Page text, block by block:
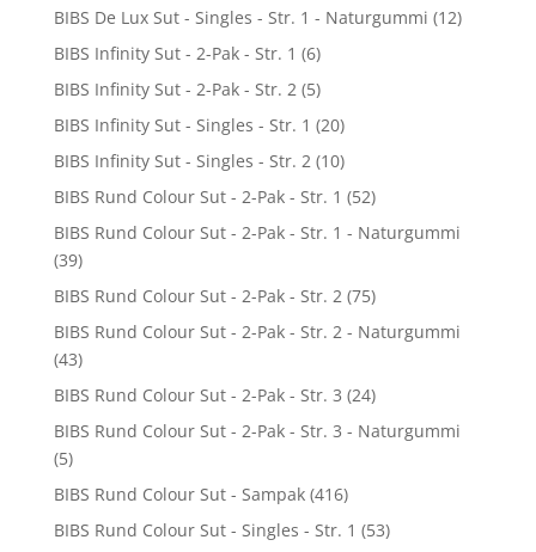
BIBS De Lux Sut - Singles - Str. 1 - Naturgummi (12)
BIBS Infinity Sut - 2-Pak - Str. 1 (6)
BIBS Infinity Sut - 2-Pak - Str. 2 (5)
BIBS Infinity Sut - Singles - Str. 1 (20)
BIBS Infinity Sut - Singles - Str. 2 (10)
BIBS Rund Colour Sut - 2-Pak - Str. 1 (52)
BIBS Rund Colour Sut - 2-Pak - Str. 1 - Naturgummi
(39)
BIBS Rund Colour Sut - 2-Pak - Str. 2 (75)
BIBS Rund Colour Sut - 2-Pak - Str. 2 - Naturgummi
(43)
BIBS Rund Colour Sut - 2-Pak - Str. 3 (24)
BIBS Rund Colour Sut - 2-Pak - Str. 3 - Naturgummi
(5)
BIBS Rund Colour Sut - Sampak (416)
BIBS Rund Colour Sut - Singles - Str. 1 (53)